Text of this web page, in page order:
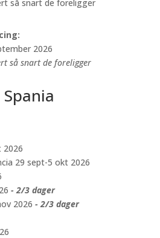
så snart de foreligger
2026
så snart de foreligger
2026
29 sept-5 okt 2026
- 2/3 dager
2026 - 2/3 dager